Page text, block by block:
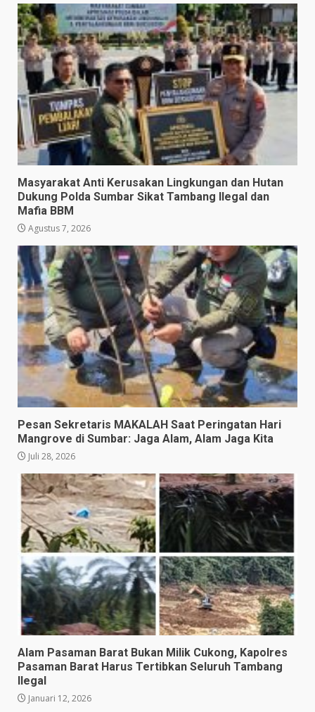
Masyarakat Anti Kerusakan Lingkungan dan Hutan
Dukung Polda Sumbar Sikat Tambang Ilegal dan
Mafia BBM
Agustus 7, 2026
Pesan Sekretaris MAKALAH Saat Peringatan Hari
Mangrove di Sumbar: Jaga Alam, Alam Jaga Kita
Juli 28, 2026
Alam Pasaman Barat Bukan Milik Cukong, Kapolres
Pasaman Barat Harus Tertibkan Seluruh Tambang
Ilegal
Januari 12, 2026